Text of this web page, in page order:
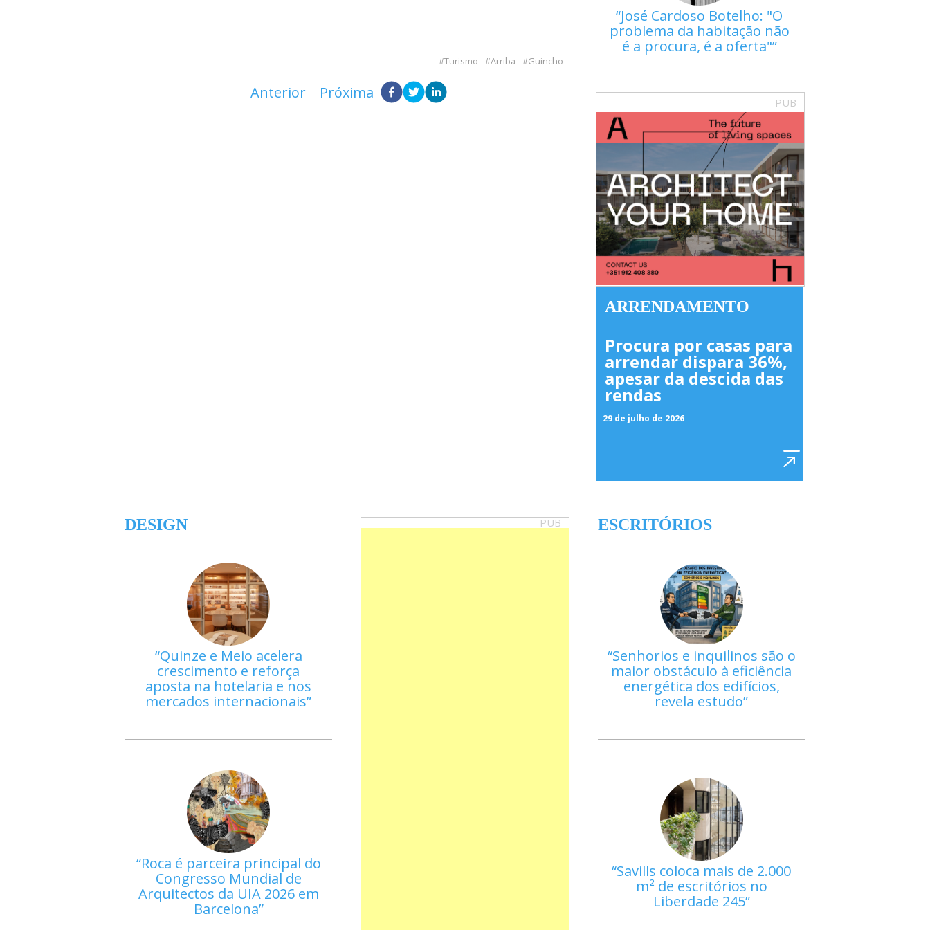
Turismo Arriba Guincho
Anterior Próxima
José Cardoso Botelho: "O
problema da habitação não
é a procura, é a oferta"
PUB
ARRENDAMENTO
Procura por casas para
arrendar dispara 36%,
apesar da descida das
rendas
29 de julho de 2026
DESIGN
Quinze e Meio acelera
crescimento e reforça
aposta na hotelaria e nos
mercados internacionais
Roca é parceira principal do
Congresso Mundial de
Arquitectos da UIA 2026 em
Barcelona
PUB ESCRITÓRIOS
Senhorios e inquilinos são o
maior obstáculo à eficiência
energética dos edifícios,
revela estudo
Savills coloca mais de 2.000
m² de escritórios no
Liberdade 245